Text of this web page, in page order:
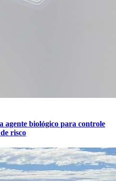
agente biológico para controle
risco